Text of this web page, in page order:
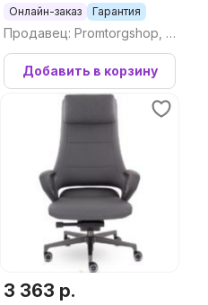
Онлайн-заказ Гарантия
Продавец: Promtorgshop, П
ромторгшоп
Добавить в корзину
3 363 р.